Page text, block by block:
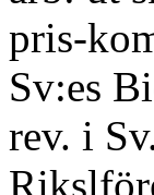
pris-
Sv:es
rev. i